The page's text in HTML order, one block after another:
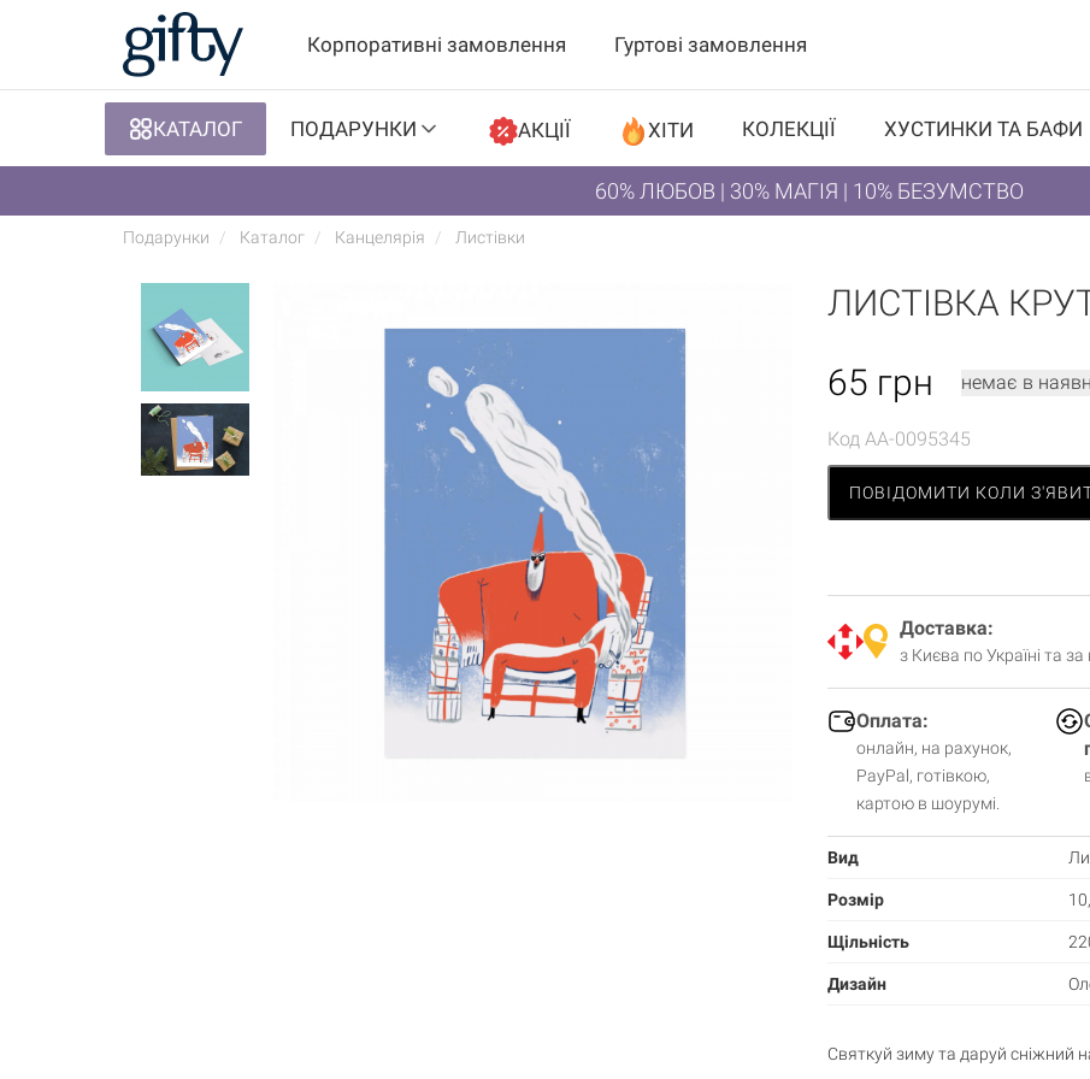
Корпоративні замовлення Гуртові замовлення
КАТАЛОГ ПОДАРУНКИ АКЦІЇ ХІТИ КОЛЕКЦІЇ ХУСТИНКИ ТА БАФИ
60% ЛЮБОВ | 30% МАГІЯ | 10% БЕЗУМСТВО
Подарунки Каталог Канцелярія Листівки
ЛИСТІВКА
65 грн немає в
Код AA-0095345
ПОВІДОМИТИ КОЛИ
Доставка:
з Києва по Україні та
Оплата:
онлайн, на рахунок,
PayPal, готівкою,
картою в шоурумі.
Вид
Розмір
Щільність
Дизайн
Святкуй зиму та даруй сніжний